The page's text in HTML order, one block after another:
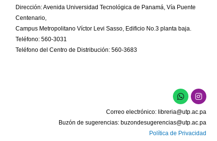
Dirección: Avenida Universidad Tecnológica de Panamá, Vía Puente
Centenario,
Campus Metropolitano Víctor Levi Sasso, Edificio No.3 planta baja.
Teléfono: 560-3031
Teléfono del Centro de Distribución: 560-3683
W
h
a
t
s
a
p
I
n
s
t
a
g
r
Correo electrónico: libreria@utp.ac.pa
Buzón de sugerencias: buzondesugerencias@utp.ac.pa
Política de Privacidad